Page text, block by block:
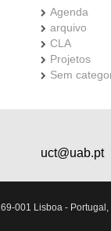
Agenda
arquivo
CLA
Projetos
Sem
uct@uab.pt
001 Lisboa -